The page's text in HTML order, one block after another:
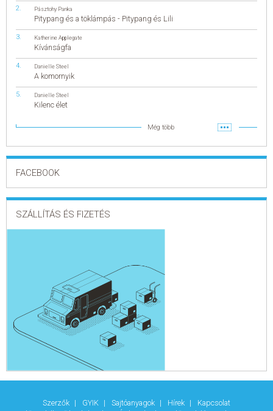
Pásztohy Panka
Pitypang és a töklámpás - Pitypang és Lili
Katherine Applegate
Kívánságfa
Danielle Steel
A komornyik
Danielle Steel
Kilenc élet
Még több
FACEBOOK
SZÁLLÍTÁS ÉS FIZETÉS
Szerzők GYIK Sajtóanyagok Hírek
Kapcsolat